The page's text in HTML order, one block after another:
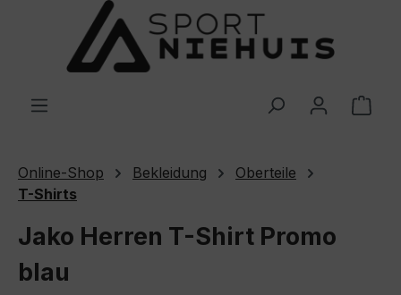
Online-Shop Bekleidung
Oberteile
T-Shirts
Jako Herren T-Shirt Promo
blau